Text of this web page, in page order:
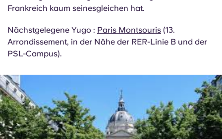
führenden Unternehmen und Institutionen in ihrem
die Kultur und das Ingenieurwesen bis hin zur
Grundlagenforschung. Es ist ein Ökosystem, das in
Frankreich kaum seinesgleichen hat.
Nächstgelegene Yugo :Paris Montsouris(13.
Arrondissement, in der Nähe der RER-Linie B und der
PSL-Campus).